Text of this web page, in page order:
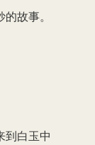
故事。
到白玉中